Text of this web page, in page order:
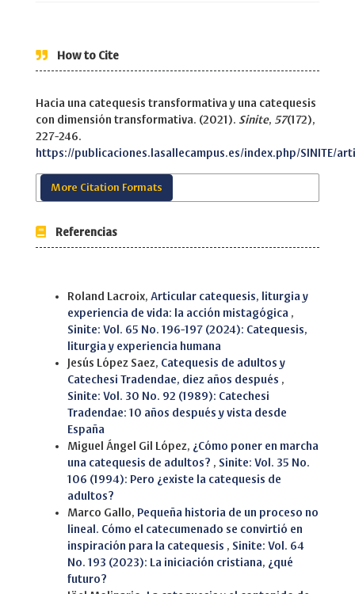
How to Cite
Hacia una catequesis transformativa y una catequesis
con dimensión transformativa. (2021). Sinite, 57(172),
227-246.
https://publicaciones.lasallecampus.es/index.php/SINITE/
More Citation Formats
Referencias
Roland Lacroix, Articular catequesis, liturgia y
experiencia de vida: la acción mistagógica ,
Sinite: Vol. 65 No. 196-197 (2024): Catequesis,
liturgia y experiencia humana
Jesús López Saez, Catequesis de adultos y
Catechesi Tradendae, diez años después ,
Sinite: Vol. 30 No. 92 (1989): Catechesi
Tradendae: 10 años después y vista desde
España
Miguel Ángel Gil López, ¿Cómo poner en marcha
una catequesis de adultos? , Sinite: Vol. 35 No.
106 (1994): Pero ¿existe la catequesis de
adultos?
Marco Gallo, Pequeña historia de un proceso no
lineal. Cómo el catecumenado se convirtió en
inspiración para la catequesis , Sinite: Vol. 64
No. 193 (2023): La iniciación cristiana, ¿qué
futuro?